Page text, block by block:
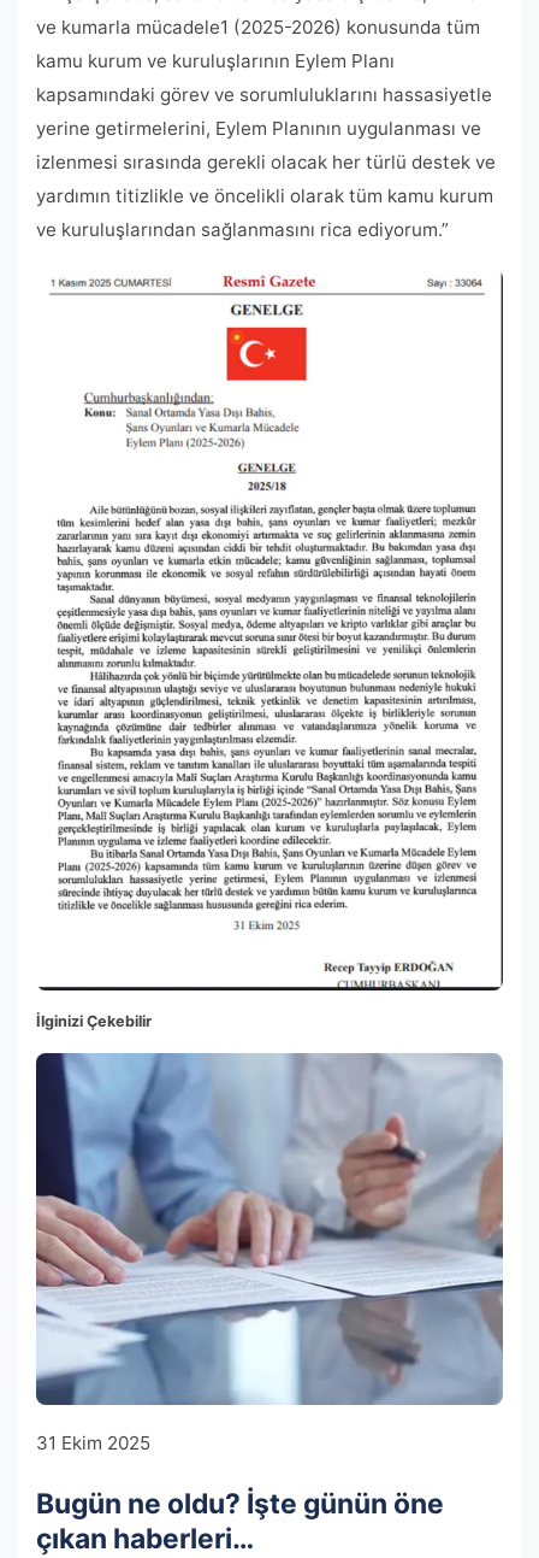
ve kumarla mücadele1 (2025-2026) konusunda tüm
kamu kurum ve kuruluşlarının Eylem Planı
kapsamındaki görev ve sorumluluklarını hassasiyetle
yerine getirmelerini, Eylem Planının uygulanması ve
izlenmesi sırasında gerekli olacak her türlü destek ve
yardımın titizlikle ve öncelikli olarak tüm kamu kurum
ve kuruluşlarından sağlanmasını rica ediyorum.”
İlginizi Çekebilir
31 Ekim 2025
Bugün ne oldu? İşte günün öne
çıkan haberleri…